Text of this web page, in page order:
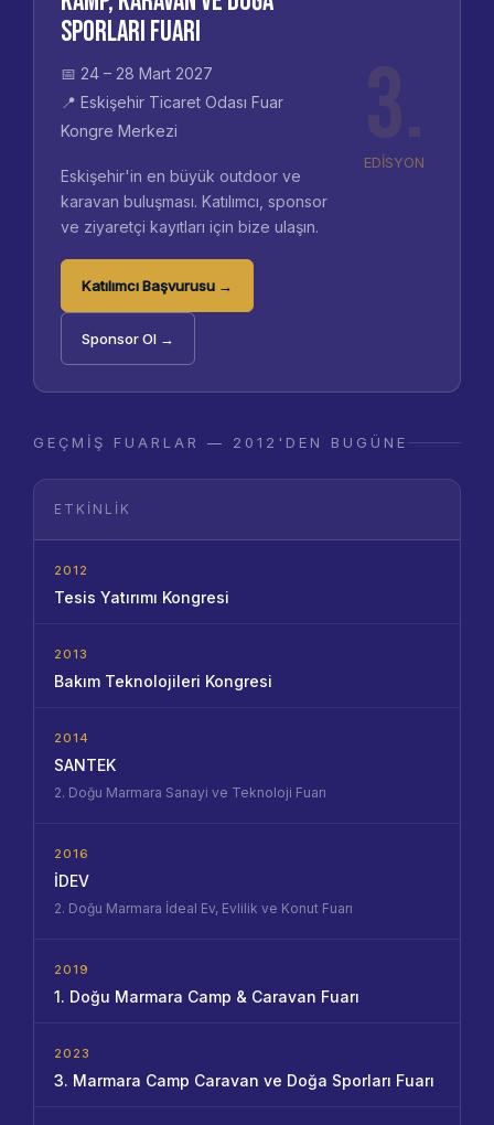
Sporları Fuarı
📅 24 – 28 Mart 2027
📍 Eskişehir Ticaret Odası Fuar
Kongre Merkezi
Eskişehir'in en büyük outdoor ve
karavan buluşması. Katılımcı, sponsor
ve ziyaretçi kayıtları için bize ulaşın.
Katılımcı Başvurusu →
Sponsor Ol →
EDİSYON
GEÇMIŞ FUARLAR — 2012'DEN BUGÜNE
ETKINLIK
2012
Tesis Yatırımı Kongresi
2013
Bakım Teknolojileri Kongresi
2014
SANTEK
2. Doğu Marmara Sanayi ve Teknoloji Fuarı
2016
İDEV
2. Doğu Marmara İdeal Ev, Evlilik ve Konut Fuarı
2019
1. Doğu Marmara Camp & Caravan Fuarı
2023
3. Marmara Camp Caravan ve Doğa Sporları Fuarı